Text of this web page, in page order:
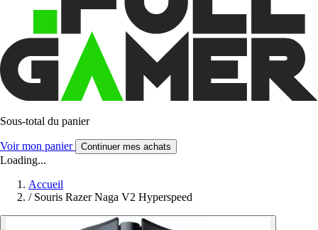
Sous-total du panier
Voir mon panier Continuer mes achats
Loading...
Accueil
/ Souris Razer Naga V2 Hyperspeed